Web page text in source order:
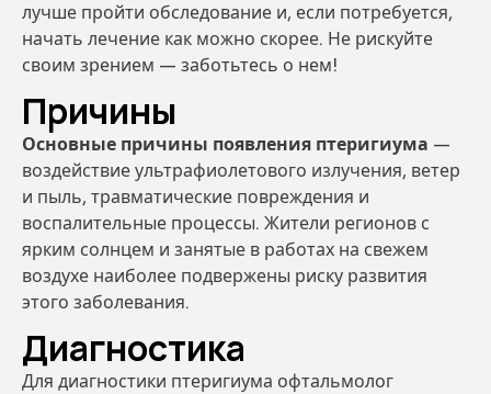
лучше пройти обследование и, если потребуется,
начать лечение как можно скорее. Не рискуйте
своим зрением — заботьтесь о нем!
Причины
Основные причины появления птеригиума —
воздействие ультрафиолетового излучения, ветер
и пыль, травматические повреждения и
воспалительные процессы. Жители регионов с
ярким солнцем и занятые в работах на свежем
воздухе наиболее подвержены риску развития
этого заболевания.
Диагностика
Для диагностики птеригиума офтальмолог